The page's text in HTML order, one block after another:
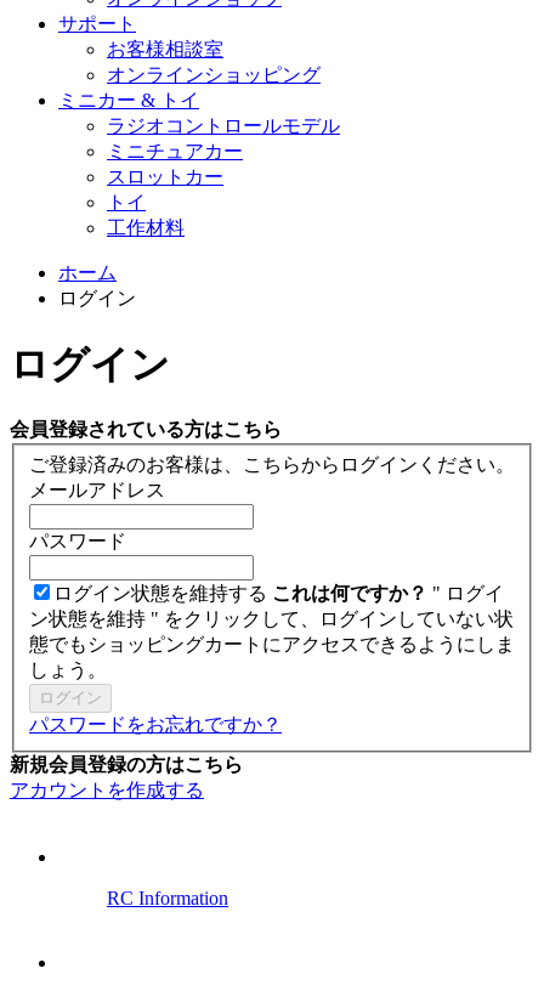
サポート
お客様相談室
オンラインショッピング
ミニカー & トイ
ラジオコントロールモデル
ミニチュアカー
スロットカー
トイ
工作材料
ホーム
ログイン
ログイン
会員登録されている方はこちら
ご登録済みのお客様は、こちらからログインください。
メールアドレス
パスワード
ログイン状態を維持する これは何ですか？ " ログイ
ン状態を維持 " をクリックして、ログインしていない状
態でもショッピングカートにアクセスできるようにしま
しょう。
ログイン
パスワードをお忘れですか？
新規会員登録の方はこちら
アカウントを作成する
RC Information